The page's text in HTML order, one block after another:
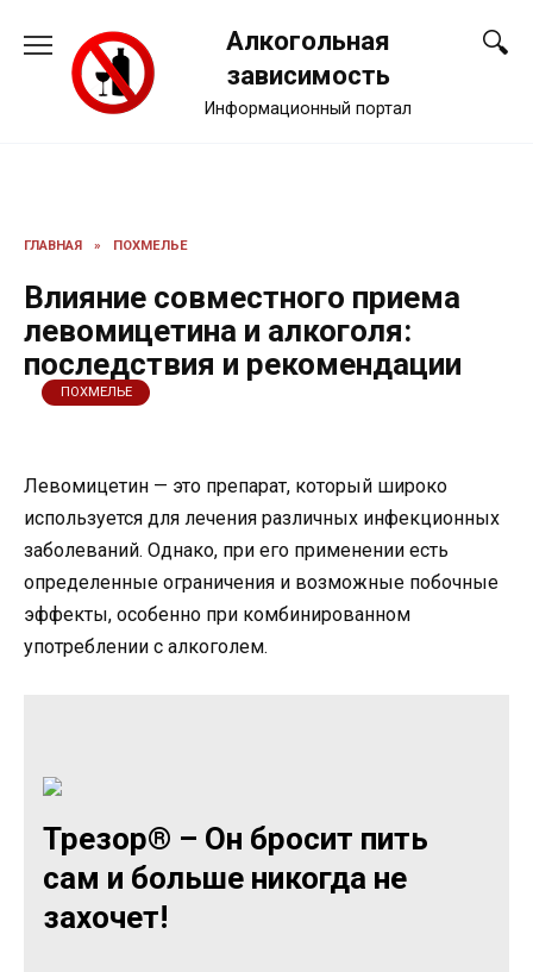
содержанию
Алкогольная
зависимость
Информационный портал
ГЛАВНАЯ » ПОХМЕЛЬЕ
Влияние совместного приема
левомицетина и алкоголя:
последствия и рекомендации
ПОХМЕЛЬЕ
Левомицетин — это препарат, который широко
используется для лечения различных инфекционных
заболеваний. Однако, при его применении есть
определенные ограничения и возможные побочные
эффекты, особенно при комбинированном
употреблении с алкоголем.
Трезор® – Он бросит пить
сам и больше никогда не
захочет!